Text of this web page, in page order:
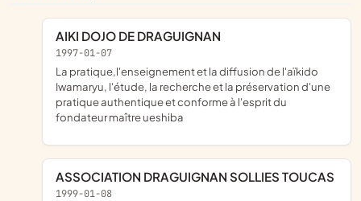
AIKI DOJO DE DRAGUIGNAN
1997-01-07
la pratique,l'enseignement et la diffusion de l'aïkido
Iwamaryu, l'étude, la recherche et la préservation d'une
pratique authentique et conforme à l'esprit du
fondateur maître ueshiba
ASSOCIATION DRAGUIGNAN SOLLIES TOUCAS
1999-01-08